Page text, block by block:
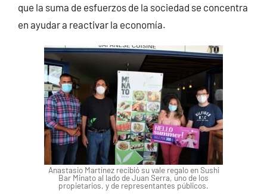
que la suma de esfuerzos de la sociedad se concentra
en ayudar a reactivar la economía.
Anastasio Martínez recibió su vale regalo en Sushi
Bar Minato al lado de Juan Serra, uno de los
propietarios, y de representantes públicos.